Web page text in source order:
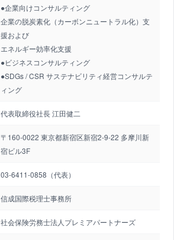
●企業向けコンサルティング
企業の脱炭素化（カーボンニュートラル化）支
援および
エネルギー効率化支援
●ビジネスコンサルティング
●SDGs / CSR サステナビリティ経営コンサルテ
ィング
代表取締役社長 江田健二
〒160-0022 東京都新宿区新宿2-9-22 多摩川新
宿ビル3F
03-6411-0858（代表）
信成国際税理士事務所
社会保険労務士法人プレミアパートナーズ